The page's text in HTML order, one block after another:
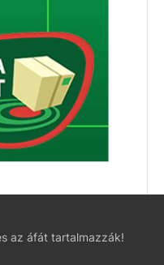
az áfát tartalmazzák!